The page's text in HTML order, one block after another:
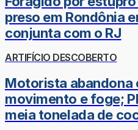
preso em Rondônia
conjunta com o RJ
ARTIFÍCIO DESCOBERTO
Motorista abandona
movimento e foge;
meia tonelada de